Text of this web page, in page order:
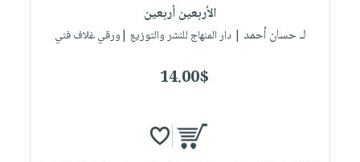
الأربعين أربعين
لـ حسان أحمد | دار المنهاج للنشر والتوزيع |ورقي غلاف فني
14.00$